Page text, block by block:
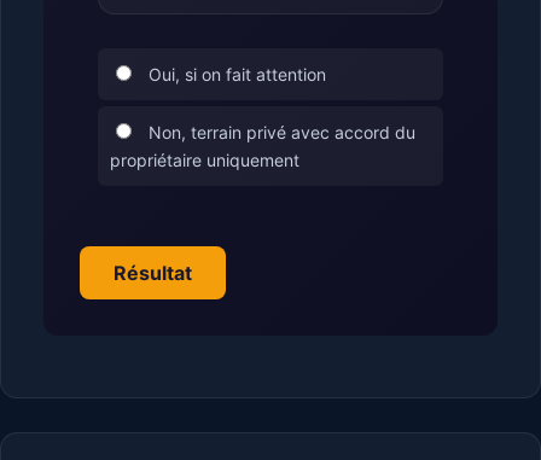
Oui, si on fait attention
Non, terrain privé avec accord du
propriétaire uniquement
Résultat